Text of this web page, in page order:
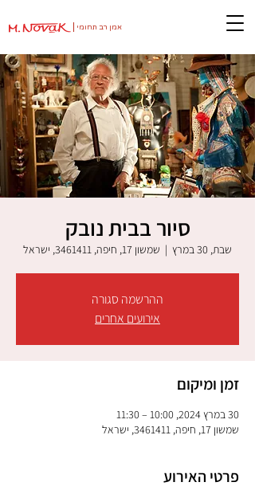
אמן רב תחומי
סיור בבית נובק
שבת, 30 במרץ
  |
שמשון 17, חיפה, 3461411, ישראל
ההרשמה סגורה
אירועים אחרים
זמן ומיקום
30 במרץ 2024, 10:00 – 11:30
שמשון 17, חיפה, 3461411, ישראל
פרטי האירוע